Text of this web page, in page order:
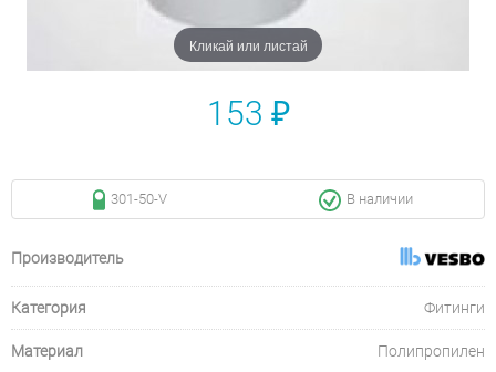
Кликай или листай
153 ₽
301-50-V В наличии
Производитель
Категория Фитинги
Материал Полипропилен